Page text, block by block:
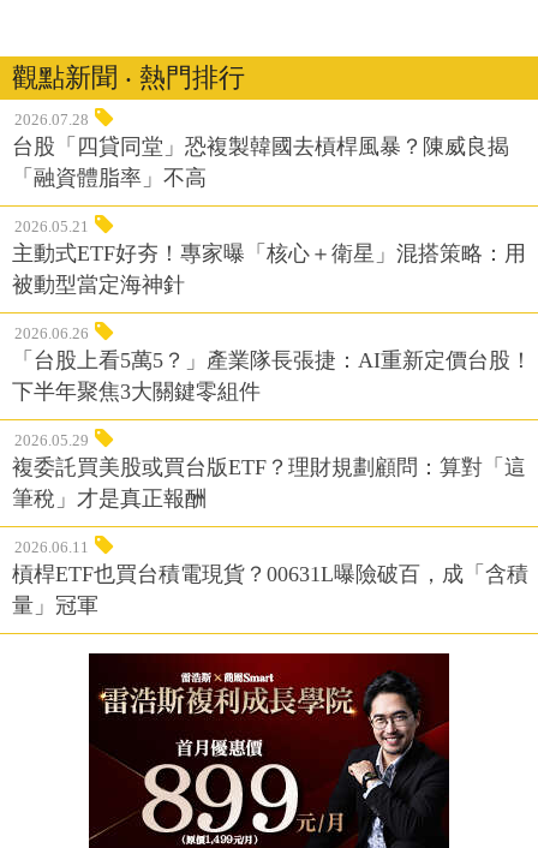
觀點新聞 ‧ 熱門排行
2026.07.28
台股「四貸同堂」恐複製韓國去槓桿風暴？陳威良揭
「融資體脂率」不高
2026.05.21
主動式ETF好夯！專家曝「核心＋衛星」混搭策略：用
被動型當定海神針
2026.06.26
「台股上看5萬5？」產業隊長張捷：AI重新定價台股！
下半年聚焦3大關鍵零組件
2026.05.29
複委託買美股或買台版ETF？理財規劃顧問：算對「這
筆稅」才是真正報酬
2026.06.11
槓桿ETF也買台積電現貨？00631L曝險破百，成「含積
量」冠軍